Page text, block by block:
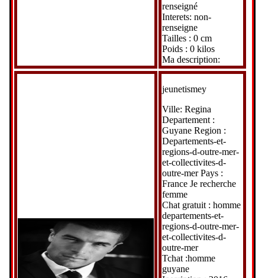
renseigné
Interets: non-
renseigne
Tailles : 0 cm
Poids : 0 kilos
Ma description:
jeunetismey
Ville: Regina
Departement :
Guyane Region :
Departements-et-
regions-d-outre-mer-
et-collectivites-d-
outre-mer Pays :
France Je recherche
femme
Chat gratuit : homme
departements-et-
regions-d-outre-mer-
et-collectivites-d-
outre-mer
Tchat :homme
guyane